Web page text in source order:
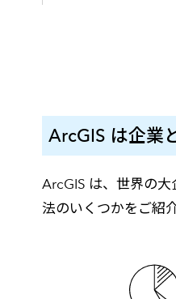
ArcGIS は企業
ArcGIS は、世界の
法のいくつかをご紹